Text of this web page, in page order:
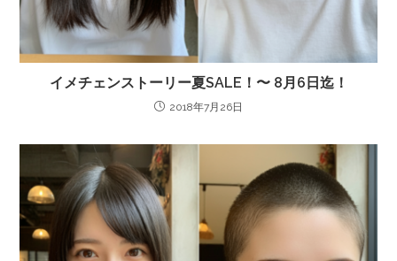
イメチェンストーリー夏SALE！〜 8月6日迄！
2018年7月26日